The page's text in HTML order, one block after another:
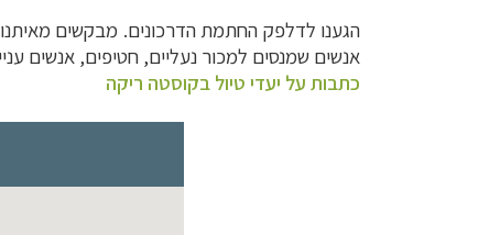
אנשים שמנסים למכור נעליים, חטיפים, אנשים
כתבות על יעדי טיול בקוסטה ריקה